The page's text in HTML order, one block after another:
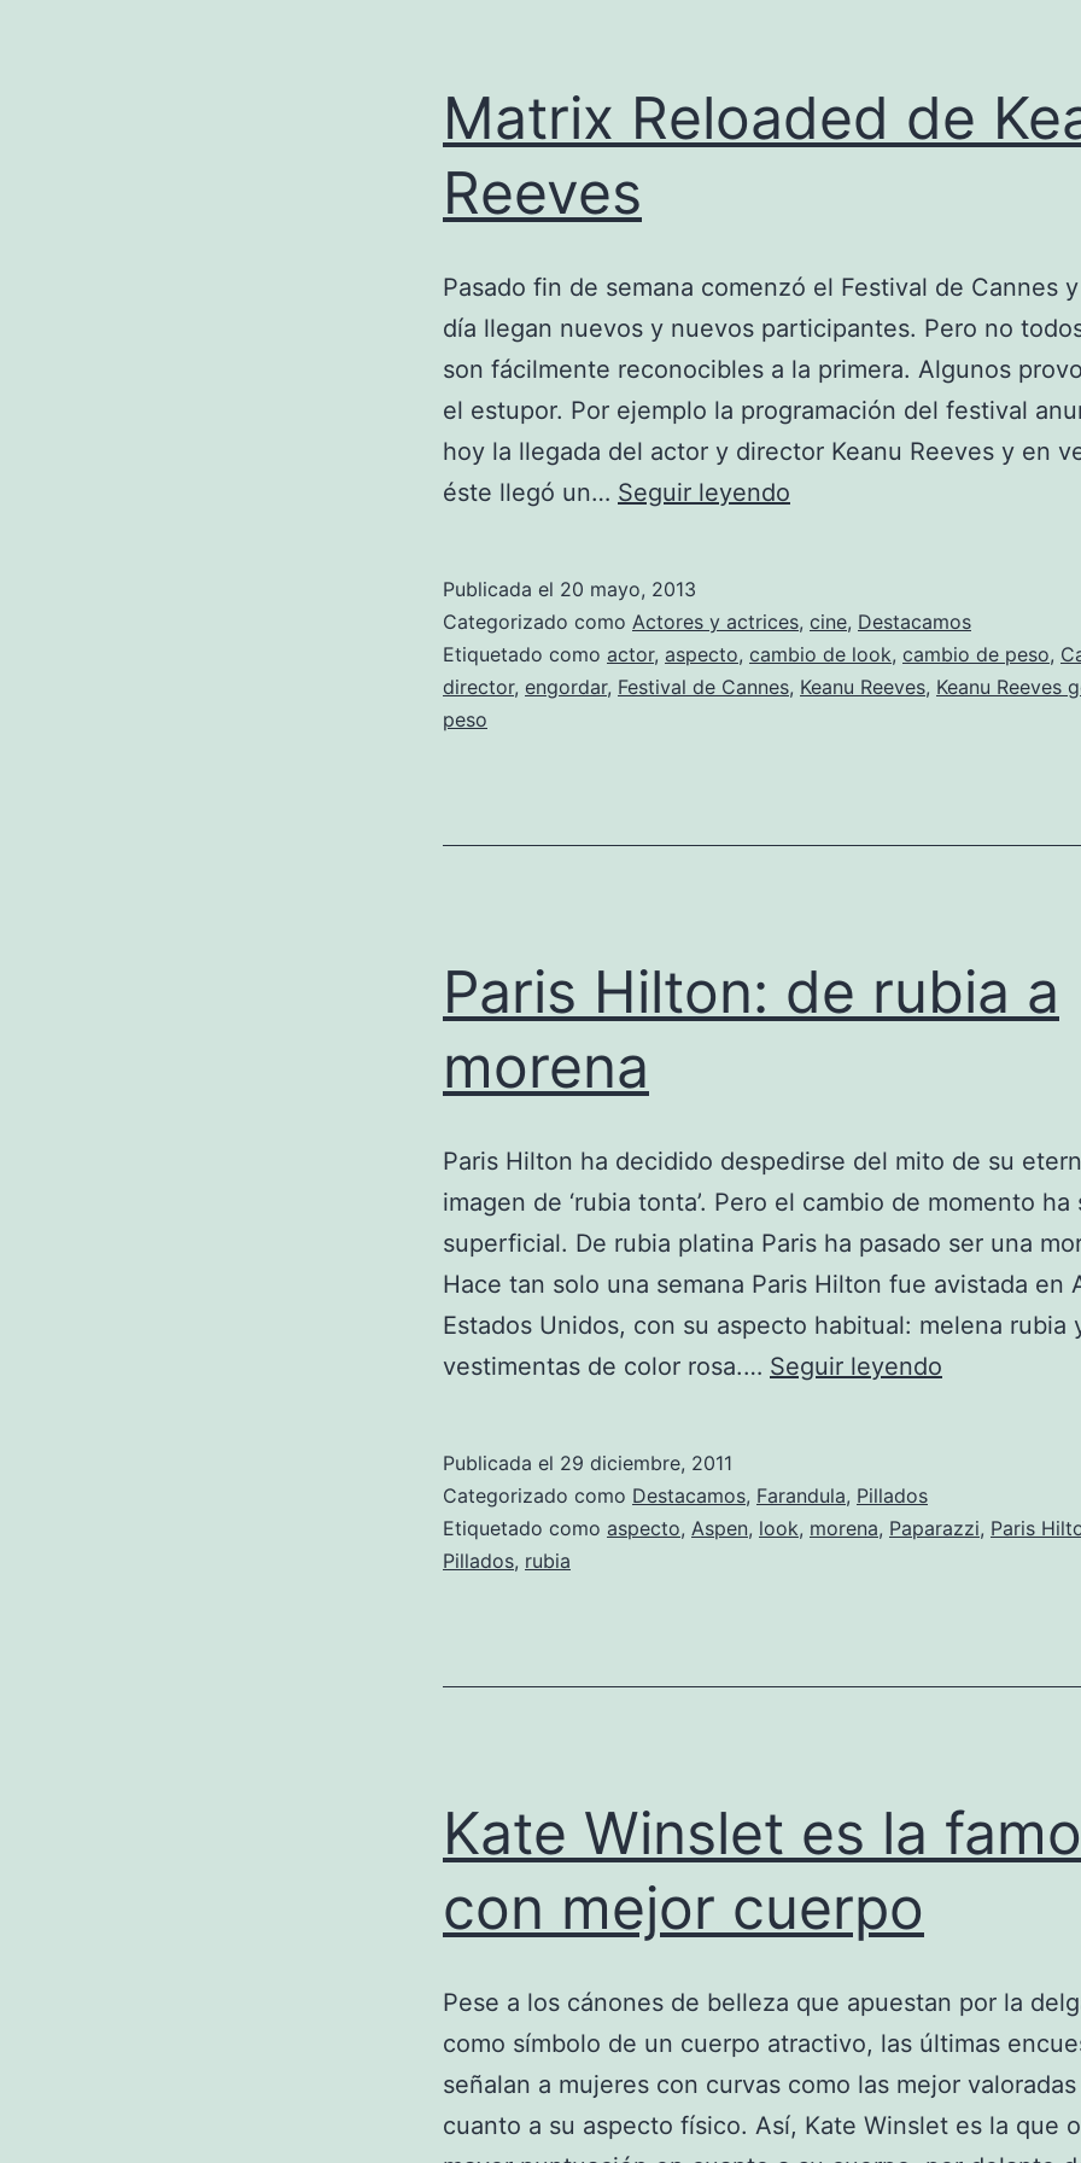
Matrix Reloaded de
Reeves
Pasado fin de semana comenzó el Festival de Cannes
día llegan nuevos y nuevos participantes. Pero no
son fácilmente reconocibles a la primera. Algunos
el estupor. Por ejemplo la programación del festival
hoy la llegada del actor y director Keanu Reeves y en
éste llegó un… Seguir leyendo
Keanu
Reeves
Publicada el 20 mayo, 2013
Categorizado como Actores y actrices, cine, Destacamos
Etiquetado como actor, aspecto, cambio de look, cambio de peso,
director, engordar, Festival de Cannes, Keanu Reeves, Keanu Reeves
peso
Paris Hilton: de rubia a
morena
Paris Hilton ha decidido despedirse del mito de su
imagen de ‘rubia tonta’. Pero el cambio de momento ha
superficial. De rubia platina Paris ha pasado ser una
Hace tan solo una semana Paris Hilton fue avistada en
Estados Unidos, con su aspecto habitual: melena rubia
vestimentas de color rosa.… Seguir leyendo
a
Publicada el 29 diciembre, 2011
Categorizado como Destacamos, Farandula, Pillados
Etiquetado como aspecto, Aspen, look, morena, Paparazzi, Paris
Pillados, rubia
Kate Winslet es la
con mejor cuerpo
Pese a los cánones de belleza que apuestan por la
como símbolo de un cuerpo atractivo, las últimas
señalan a mujeres con curvas como las mejor
cuanto a su aspecto físico. Así, Kate Winslet es la que